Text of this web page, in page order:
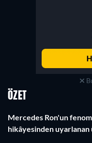
ÖZET
Mercedes Ron'un
hikâyesinden